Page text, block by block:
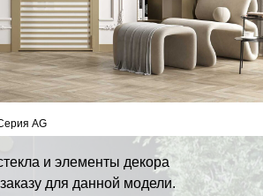
AG
и элементы декора
для данной модели.